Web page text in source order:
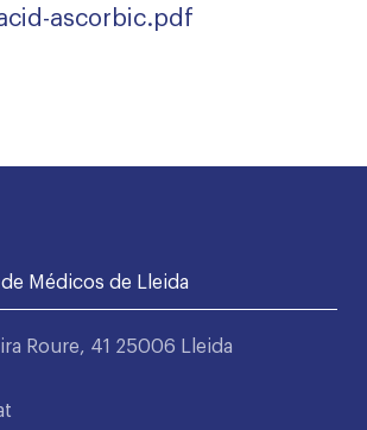
ascorbic.pdf
Médicos de Lleida
Roure, 41 25006 Lleida